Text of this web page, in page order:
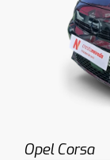
Opel Corsa